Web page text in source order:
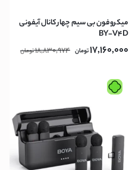
میکروفون بی سیم چهار کانال آیفونی
BY-V4D
17,160,000تومان 18,830,974تومان